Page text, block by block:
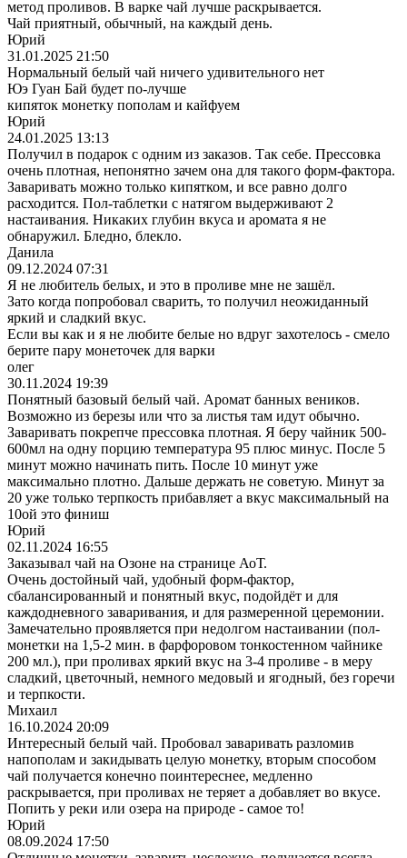
метод проливов. В варке чай лучше раскрывается.
Чай приятный, обычный, на каждый день.
Юрий
31.01.2025 21:50
Нормальный белый чай ничего удивительного нет
Юэ Гуан Бай будет по-лучше
кипяток монетку пополам и кайфуем
Юрий
24.01.2025 13:13
Получил в подарок с одним из заказов. Так себе. Прессовка
очень плотная, непонятно зачем она для такого форм-фактора.
Заваривать можно только кипятком, и все равно долго
расходится. Пол-таблетки с натягом выдерживают 2
настаивания. Никаких глубин вкуса и аромата я не
обнаружил. Бледно, блекло.
Данила
09.12.2024 07:31
Я не любитель белых, и это в проливе мне не зашёл.
Зато когда попробовал сварить, то получил неожиданный
яркий и сладкий вкус.
Если вы как и я не любите белые но вдруг захотелось - смело
берите пару монеточек для варки
олег
30.11.2024 19:39
Понятный базовый белый чай. Аромат банных веников.
Возможно из березы или что за листья там идут обычно.
Заваривать покрепче прессовка плотная. Я беру чайник 500-
600мл на одну порцию температура 95 плюс минус. После 5
минут можно начинать пить. После 10 минут уже
максимально плотно. Дальше держать не советую. Минут за
20 уже только терпкость прибавляет а вкус максимальный на
10ой это финиш
Юрий
02.11.2024 16:55
Заказывал чай на Озоне на странице АоТ.
Очень достойный чай, удобный форм-фактор,
сбалансированный и понятный вкус, подойдёт и для
каждодневного заваривания, и для размеренной церемонии.
Замечательно проявляется при недолгом настаивании (пол-
монетки на 1,5-2 мин. в фарфоровом тонкостенном чайнике
200 мл.), при проливах яркий вкус на 3-4 проливе - в меру
сладкий, цветочный, немного медовый и ягодный, без горечи
и терпкости.
Михаил
16.10.2024 20:09
Интересный белый чай. Пробовал заваривать разломив
напополам и закидывать целую монетку, вторым способом
чай получается конечно поинтереснее, медленно
раскрывается, при проливах не теряет а добавляет во вкусе.
Попить у реки или озера на природе - самое то!
Юрий
08.09.2024 17:50